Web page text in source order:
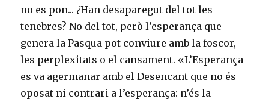
no es pon... ¿Han desaparegut del tot les
tenebres? No del tot, però l’esperança que
genera la Pasqua pot conviure amb la foscor,
les perplexitats o el cansament. «L’Esperança
es va agermanar amb el Desencant que no és
oposat ni contrari a l’esperança: n’és la